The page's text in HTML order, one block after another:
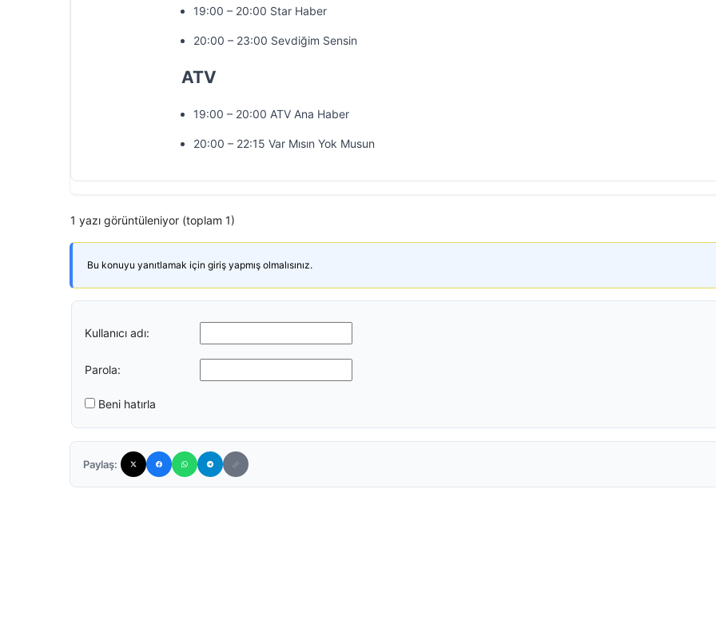
19:00 – 20:00 Star Haber
20:00 – 23:00 Sevdiğim Sensin
ATV
19:00 – 20:00 ATV Ana Haber
20:00 – 22:15 Var Mısın Yok Musun
1 yazı görüntüleniyor (toplam 1)
Bu konuyu yanıtlamak için giriş yapmış olmalısınız.
Kullanıcı adı:
Parola:
Beni hatırla
Paylaş: